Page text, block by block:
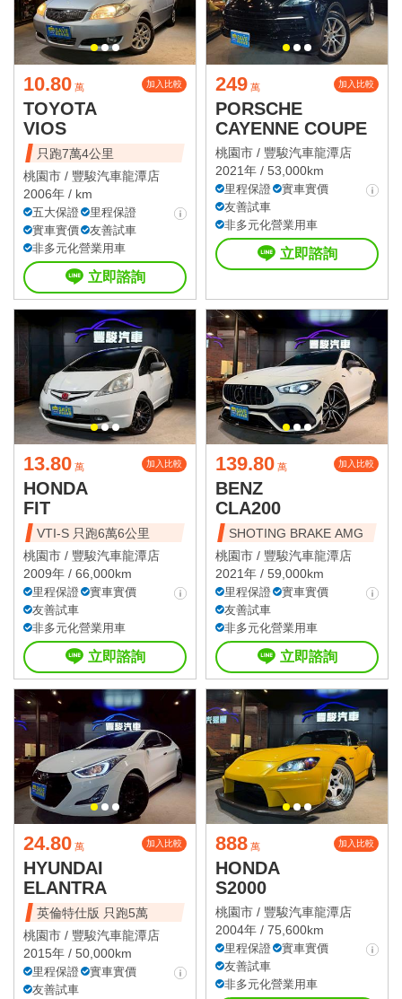
10.80 萬 加入比較
TOYOTA
VIOS
只跑7萬4公里
桃園市 / 豐駿汽車龍潭店
2006年 / km
五大保證
里程保證
實車實價
友善試車
非多元化營業用車
立即諮詢
249 萬 加入比較
PORSCHE
CAYENNE COUPE
桃園市 / 豐駿汽車龍潭店
2021年 / 53,000km
里程保證
實車實價
友善試車
非多元化營業用車
立即諮詢
13.80 萬 加入比較
HONDA
FIT
VTI-S 只跑6萬6公里
桃園市 / 豐駿汽車龍潭店
2009年 / 66,000km
里程保證
實車實價
友善試車
非多元化營業用車
立即諮詢
139.80 萬 加入比較
BENZ
CLA200
SHOTING BRAKE AMG
桃園市 / 豐駿汽車龍潭店
2021年 / 59,000km
里程保證
實車實價
友善試車
非多元化營業用車
立即諮詢
24.80 萬 加入比較
HYUNDAI
ELANTRA
英倫特仕版 只跑5萬
桃園市 / 豐駿汽車龍潭店
2015年 / 50,000km
里程保證
實車實價
友善試車
888 萬 加入比較
HONDA
S2000
桃園市 / 豐駿汽車龍潭店
2004年 / 75,600km
里程保證
實車實價
友善試車
非多元化營業用車